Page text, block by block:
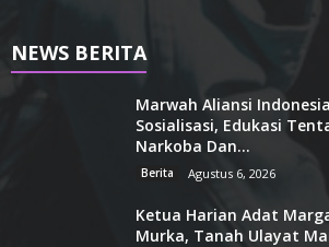
NEWS BERITA
Marwah Aliansi
Sosialisasi, Edukasi
Narkoba Dan...
Berita Agustus 6, 2026
Ketua Harian Adat
Murka, Tanah Ulayat